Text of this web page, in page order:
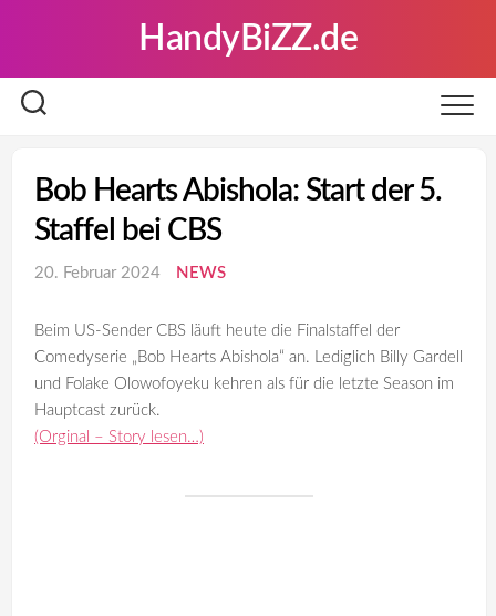
HandyBiZZ.de
Bob Hearts Abishola: Start der 5.
Staffel bei CBS
20. Februar 2024 NEWS
Beim US-Sender CBS läuft heute die Finalstaffel der
Comedyserie „Bob Hearts Abishola“ an. Lediglich Billy Gardell
und Folake Olowofoyeku kehren als für die letzte Season im
Hauptcast zurück.
(Orginal – Story lesen…)